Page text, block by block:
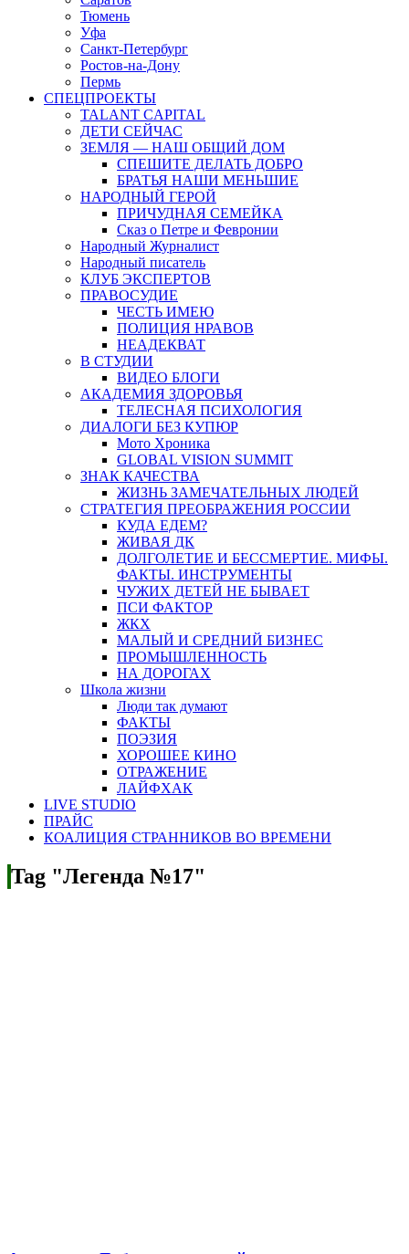
Тюмень
Уфа
Санкт-Петербург
Ростов-на-Дону
Пермь
СПЕЦПРОЕКТЫ
TALANT CAPITAL
ДЕТИ СЕЙЧАС
ЗЕМЛЯ — НАШ ОБЩИЙ ДОМ
СПЕШИТЕ ДЕЛАТЬ ДОБРО
БРАТЬЯ НАШИ МЕНЬШИЕ
НАРОДНЫЙ ГЕРОЙ
ПРИЧУДНАЯ СЕМЕЙКА
Сказ о Петре и Февронии
Народный Журналист
Народный писатель
КЛУБ ЭКСПЕРТОВ
ПРАВОСУДИЕ
ЧЕСТЬ ИМЕЮ
ПОЛИЦИЯ НРАВОВ
НЕАДЕКВАТ
В СТУДИИ
ВИДЕО БЛОГИ
АКАДЕМИЯ ЗДОРОВЬЯ
ТЕЛЕСНАЯ ПСИХОЛОГИЯ
ДИАЛОГИ БЕЗ КУПЮР
Мото Хроника
GLOBAL VISION SUMMIT
ЗНАК КАЧЕСТВА
ЖИЗНЬ ЗАМЕЧАТЕЛЬНЫХ ЛЮДЕЙ
СТРАТЕГИЯ ПРЕОБРАЖЕНИЯ РОССИИ
КУДА ЕДЕМ?
ЖИВАЯ ДК
ДОЛГОЛЕТИЕ И БЕССМЕРТИЕ. МИФЫ.
ФАКТЫ. ИНСТРУМЕНТЫ
ЧУЖИХ ДЕТЕЙ НЕ БЫВАЕТ
ПСИ ФАКТОР
ЖКХ
МАЛЫЙ И СРЕДНИЙ БИЗНЕС
ПРОМЫШЛЕННОСТЬ
НА ДОРОГАХ
Школа жизни
Люди так думают
ФАКТЫ
ПОЭЗИЯ
ХОРОШЕЕ КИНО
ОТРАЖЕНИЕ
ЛАЙФХАК
LIVE STUDIO
ПРАЙС
КОАЛИЦИЯ СТРАННИКОВ ВО ВРЕМЕНИ
Tag "Легенда №17"